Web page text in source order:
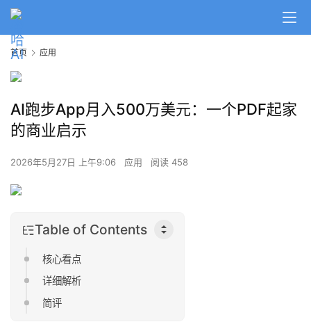
首页 应用
AI跑步App月入500万美元：一个PDF起家
的商业启示
2026年5月27日 上午9:06 应用 阅读 458
Table of Contents
核心看点
详细解析
简评